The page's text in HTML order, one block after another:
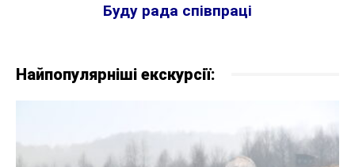
Буду рада співпраці
Найпопулярніші екскурсії: